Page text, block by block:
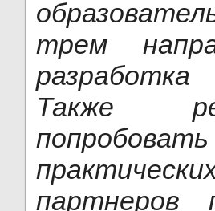
трем
Также
партнеров